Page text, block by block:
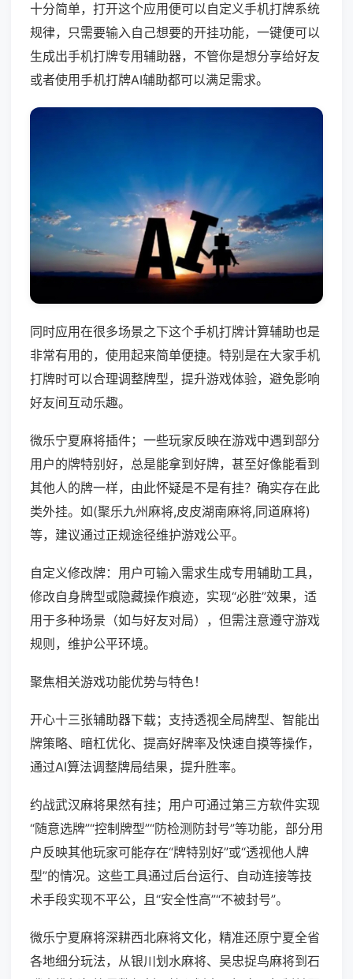
十分简单，打开这个应用便可以自定义手机打牌系统
规律，只需要输入自己想要的开挂功能，一键便可以
生成出手机打牌专用辅助器，不管你是想分享给好友
或者使用手机打牌AI辅助都可以满足需求。
同时应用在很多场景之下这个手机打牌计算辅助也是
非常有用的，使用起来简单便捷。特别是在大家手机
打牌时可以合理调整牌型，提升游戏体验，避免影响
好友间互动乐趣。
微乐宁夏麻将插件；一些玩家反映在游戏中遇到部分
用户的牌特别好，总是能拿到好牌，甚至好像能看到
其他人的牌一样，由此怀疑是不是有挂？确实存在此
类外挂。如(聚乐九州麻将,皮皮湖南麻将,同道麻将)
等，建议通过正规途径维护游戏公平。
自定义修改牌：用户可输入需求生成专用辅助工具，
修改自身牌型或隐藏操作痕迹，实现“必胜”效果，适
用于多种场景（如与好友对局），但需注意遵守游戏
规则，维护公平环境。
聚焦相关游戏功能优势与特色！
开心十三张辅助器下载；支持透视全局牌型、智能出
牌策略、暗杠优化、提高好牌率及快速自摸等操作，
通过AI算法调整牌局结果，提升胜率。
约战武汉麻将果然有挂；用户可通过第三方软件实现
“随意选牌”“控制牌型”“防检测防封号”等功能，部分用
户反映其他玩家可能存在“牌特别好”或“透视他人牌
型”的情况。这些工具通过后台运行、自动连接等技
术手段实现不平公，且“安全性高”“不被封号”。
微乐宁夏麻将深耕西北麻将文化，精准还原宁夏全省
各地细分玩法，从银川划水麻将、吴忠捉鸟麻将到石